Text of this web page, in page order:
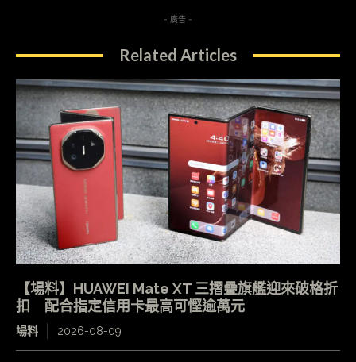
- 廣告 -
Related Articles
【場料】HUAWEI Mate XT 三摺疊旗艦迎來破格折
扣 配合指定信用卡最高可慳逾萬元
場料 2026-08-09